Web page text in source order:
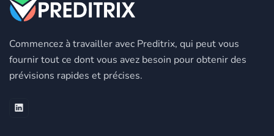
Commencez à travailler avec Preditrix, qui peut vous
fournir tout ce dont vous avez besoin pour obtenir des
prévisions rapides et précises.